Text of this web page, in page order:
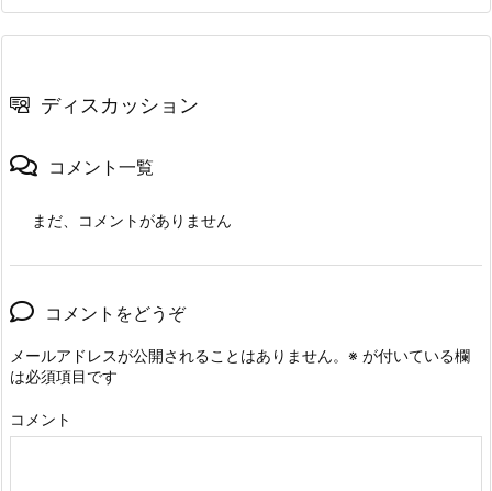
ディスカッション
コメント一覧
まだ、コメントがありません
コメントをどうぞ
メールアドレスが公開されることはありません。 ※ が付いている欄
は必須項目です
コメント